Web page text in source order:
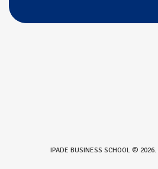
IPADE BUSINESS SCHOOL ©